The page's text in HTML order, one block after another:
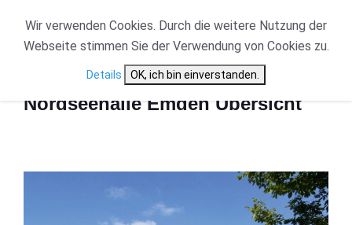
Nordseehalle Emden Übersicht
Nordseehalle Emden Übersicht
Wir verwenden Cookies. Durch die weitere Nutzung der
Webseite stimmen Sie der Verwendung von Cookies zu.
Details OK, ich bin einverstanden.